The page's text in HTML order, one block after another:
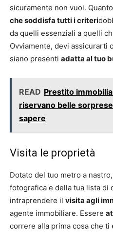
sicuramente non vuoi.
che soddisfa tutti i criteri
da quelli essenziali a quelli
Ovviamente, devi assicurarti
siano presenti adatta al tuo
READ Prestito
riservano belle
sapere
Visita le proprietà
Dotato del tuo metro a
fotografica e della tua lista di
intraprendere il visita agli
agente immobiliare. Essere
correre alla prima cosa che ti